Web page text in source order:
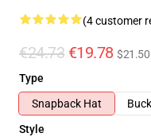
(4 customer
€24.73 €19.78 $21.50
Type
Snapback Hat
Style